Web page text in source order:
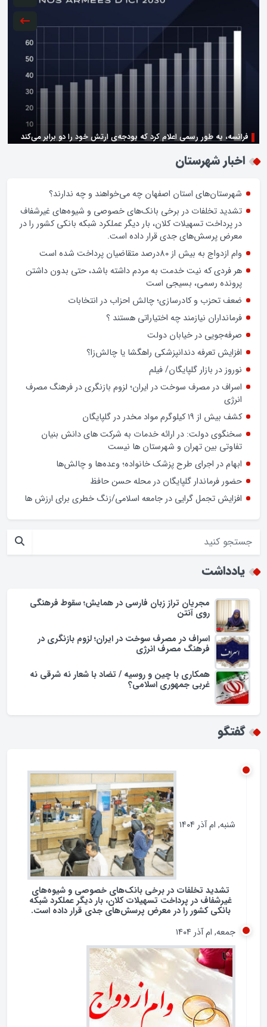
فرانسه، به طور رسمی اعلام کرد که بودجه‌ی ارتش خود را دو برابر می‌کند
زن اگر خوب باشه یه زندگی حالش خوبه/روز زن مبارک
اخبار شهرستان
شهرستان‌های استان اصفهان چه می‌خواهند و چه ندارند؟
تشدید تخلفات در برخی بانک‌های خصوصی و شیوه‌های غیرشفاف
در پرداخت تسهیلات کلان، بار دیگر عملکرد شبکه بانکی کشور را در
معرض پرسش‌های جدی قرار داده است.
وام ازدواج به بیش از 80درصد متقاضیان پرداخت شده است
هر فردی که نیت خدمت به مردم داشته باشد، حتی بدون داشتن
پرونده رسمی، بسیجی است
ضعف تحزب و کادرسازی؛ چالش احزاب در انتخابات
فرمانداران نیازمند چه اختیاراتی هستند ؟
صرفه‌جویی در خیابان دولت
افزایش تعرفه دندانپزشکی راهگشا یا چالش‌زا؟
نوروز در بازار گلپایگان/ فیلم
اسراف در مصرف سوخت در ایران؛ لزوم بازنگری در فرهنگ مصرف
انرژی
کشف بیش از ۱۹ کیلوگرم مواد مخدر در گلپایگان
سخنگوی دولت: در ارائه خدمات به شرکت های دانش بنیان
تفاوتی بین تهران و شهرستان ها نیست
افزایش تجمل گرایی در جامعه اسلامی/زنگ خطری برای ارزش ها
یادداشت
مجریان تراز زبان فارسی در همایش؛ سقوط فرهنگی
اسراف در مصرف سوخت در ایران؛ لزوم بازنگری در
تشدید تخلفات در برخی بانک‌های خصوصی و شیوه‌های
غیرشفاف در پرداخت تسهیلات کلان، بار دیگر عملکرد شبکه
بانکی کشور را در معرض پرسش‌های جدی قرار داده است.
جمعه, ام آذر ۱۴۰۴